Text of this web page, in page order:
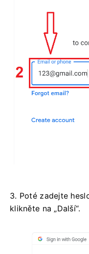
3. Poté zadejte
klikněte na „Další“.